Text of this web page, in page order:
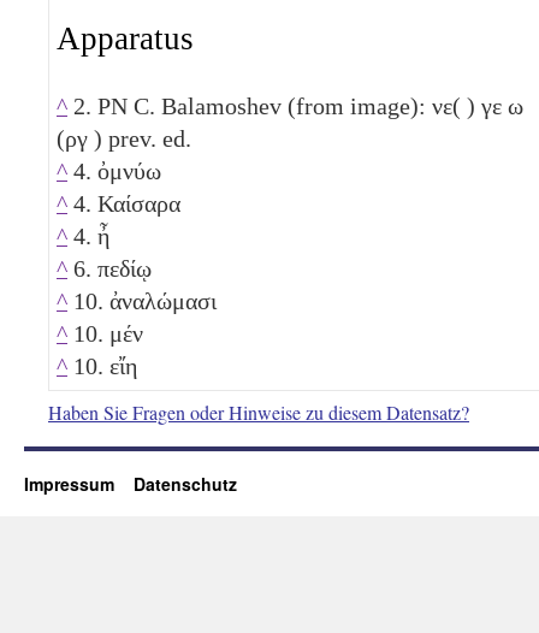
Apparatus
^ 2. PN C. Balamoshev (from image): νε( ) γε ω
(ργ ) prev. ed.
^ 4. ὀμνύω
^ 4. Καίσαρα
^ 4. ἦ
^ 6. πεδίῳ
^ 10. ἀναλώμασι
^ 10. μέν
^ 10. εἴη
Haben Sie Fragen oder Hinweise zu diesem Datensatz?
Impressum Datenschutz